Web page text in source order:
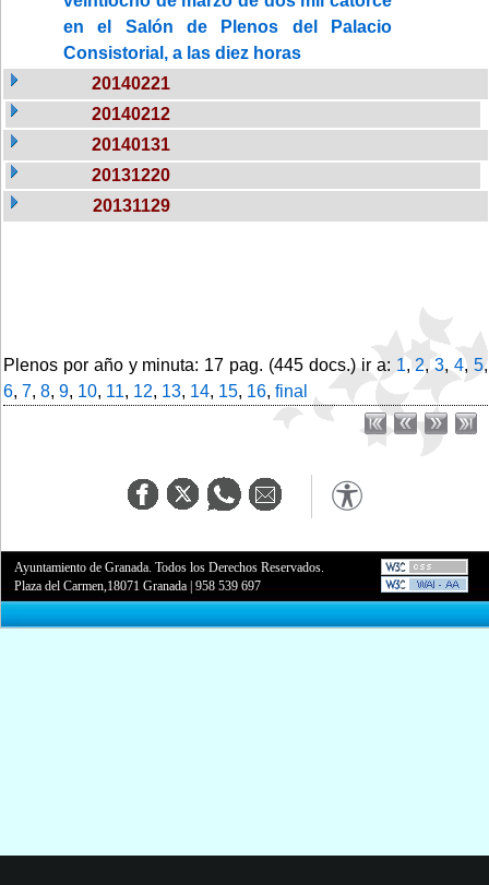
en el Salón de Plenos del Palacio
Consistorial, a las diez horas
20140221
20140212
20140131
20131220
20131129
Plenos por año y minuta: 17 pag. (445 docs.) ir a: 1,2,3,4,5,
6, 7, 8, 9, 10, 11, 12, 13, 14, 15, 16, final
Ayuntamiento de Granada. Todos los Derechos Reservados.
Plaza del Carmen,18071 Granada |958 539 697